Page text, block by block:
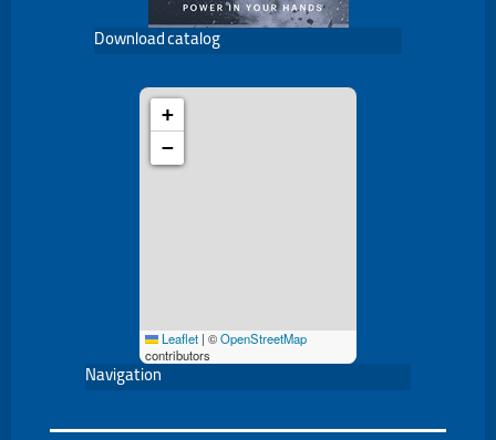
Download catalog
+
−
Leaflet | ©OpenStreetMap
contributors
Navigation